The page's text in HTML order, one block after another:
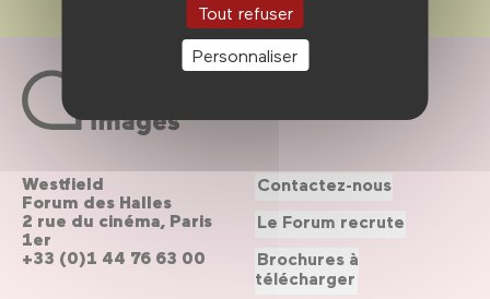
Tout refuser
Personnaliser
Westfield
Forum des Halles
2 rue du cinéma, Paris
1er
+33 (0)1 44 76 63 00
Contactez-nous
Le Forum recrute
Brochures à
télécharger